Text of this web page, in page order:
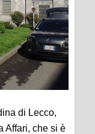
di Lecco,
Affari, che si è